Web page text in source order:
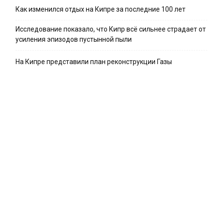
Как изменился отдых на Кипре за последние 100 лет
Исследование показало, что Кипр всё сильнее страдает от
усиления эпизодов пустынной пыли
На Кипре представили план реконструкции Газы